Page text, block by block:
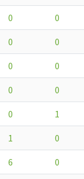
0 0
0 0
0 0
0 0
0 1
1 0
6 0